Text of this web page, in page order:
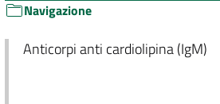
Navigazione
Anticorpi anti cardiolipina (IgM)